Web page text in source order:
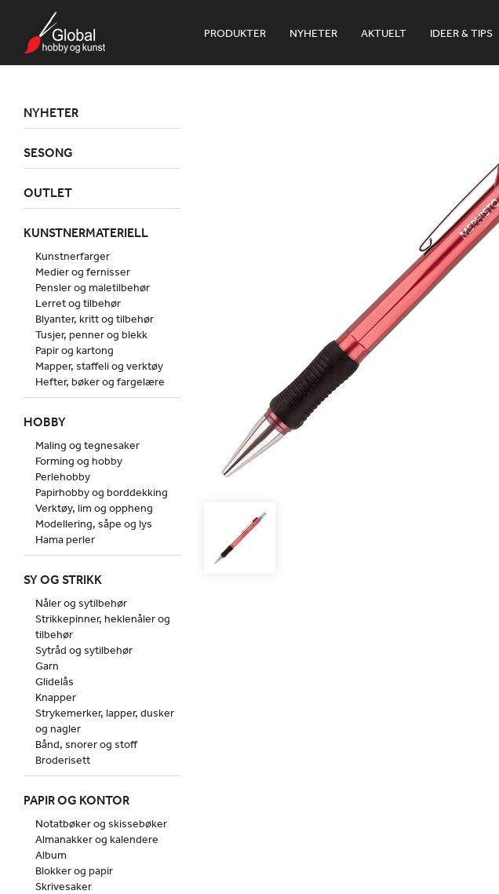
PRODUKTER NYHETER AKTUELT IDEER & TIPS
NYHETER
SESONG
OUTLET
KUNSTNERMATERIELL
Kunstnerfarger
Medier og fernisser
Pensler og maletilbehør
Lerret og tilbehør
Blyanter, kritt og tilbehør
Tusjer, penner og blekk
Papir og kartong
Mapper, staffeli og verktøy
Hefter, bøker og fargelære
HOBBY
Maling og tegnesaker
Forming og hobby
Perlehobby
Papirhobby og borddekking
Verktøy, lim og oppheng
Modellering, såpe og lys
Hama perler
SY OG STRIKK
Nåler og sytilbehør
Strikkepinner, heklenåler og
tilbehør
Sytråd og sytilbehør
Garn
Glidelås
Knapper
Strykemerker, lapper, dusker
og nagler
Bånd, snorer og stoff
Broderisett
PAPIR OG KONTOR
Notatbøker og skissebøker
Almanakker og kalendere
Album
Blokker og papir
Skrivesaker